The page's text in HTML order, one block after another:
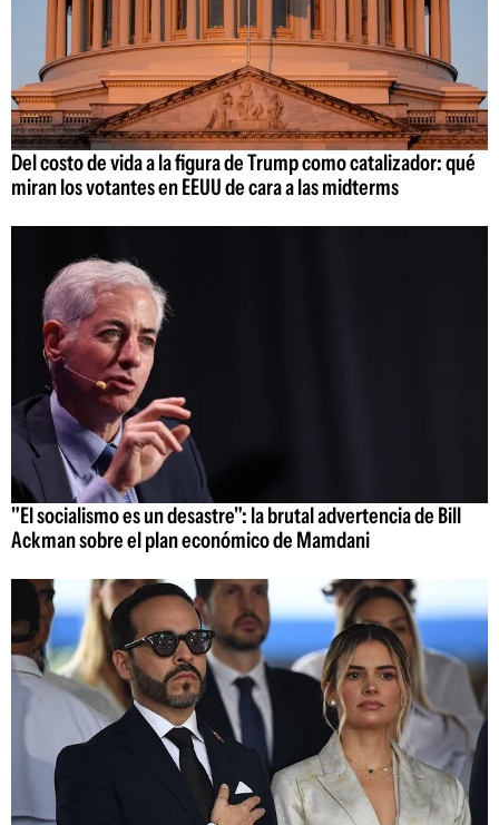
Del costo de vida a la figura de Trump como catalizador: qué
miran los votantes en EEUU de cara a las midterms
"El socialismo es un desastre": la brutal advertencia de Bill
Ackman sobre el plan económico de Mamdani